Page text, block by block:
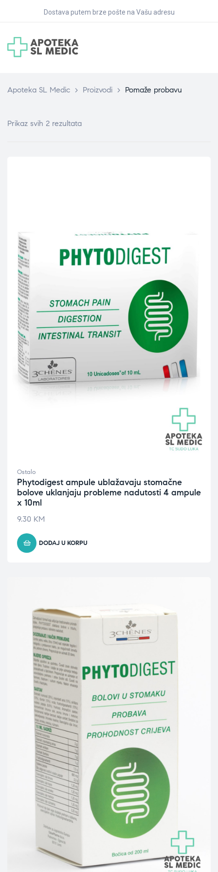
Dostava putem brze pošte na Vašu adresu
Apoteka SL Medic > Proizvodi > Pomaže probavu
Prikaz svih 2 rezultata
Ostalo
Phytodigest ampule ublažavaju stomačne
bolove uklanjaju probleme nadutosti 4 ampule
x 10ml
9.30 KM
DODAJ U KORPU